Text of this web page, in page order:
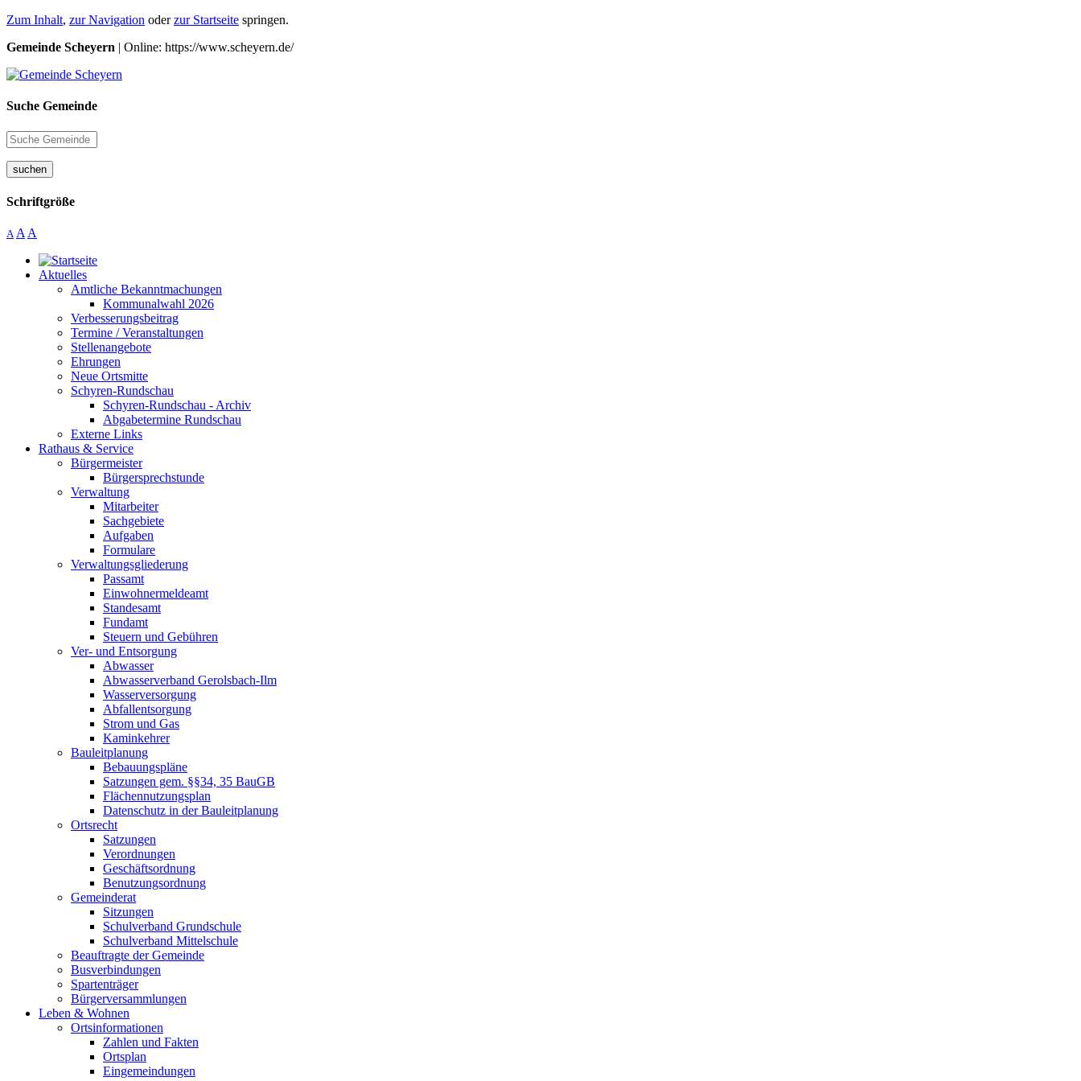
Zum Inhalt, zur Navigation oderzur Startseite springen.
Gemeinde Scheyern | Online: https://www.scheyern.de/
Suche Gemeinde
suchen
Schriftgröße
A A A
Aktuelles
Amtliche Bekanntmachungen
Kommunalwahl 2026
Verbesserungsbeitrag
Termine / Veranstaltungen
Stellenangebote
Ehrungen
Neue Ortsmitte
Schyren-Rundschau
Schyren-Rundschau - Archiv
Abgabetermine Rundschau
Externe Links
Rathaus & Service
Bürgermeister
Bürgersprechstunde
Verwaltung
Mitarbeiter
Sachgebiete
Aufgaben
Formulare
Verwaltungsgliederung
Passamt
Einwohnermeldeamt
Standesamt
Fundamt
Steuern und Gebühren
Ver- und Entsorgung
Abwasser
Abwasserverband Gerolsbach-Ilm
Wasserversorgung
Abfallentsorgung
Strom und Gas
Kaminkehrer
Bauleitplanung
Bebauungspläne
Satzungen gem. §§34, 35 BauGB
Flächennutzungsplan
Datenschutz in der Bauleitplanung
Ortsrecht
Satzungen
Verordnungen
Geschäftsordnung
Benutzungsordnung
Gemeinderat
Sitzungen
Schulverband Grundschule
Schulverband Mittelschule
Beauftragte der Gemeinde
Busverbindungen
Spartenträger
Bürgerversammlungen
Leben & Wohnen
Ortsinformationen
Zahlen und Fakten
Ortsplan
Eingemeindungen